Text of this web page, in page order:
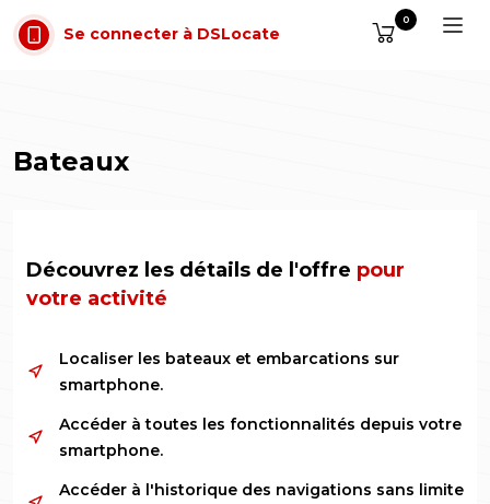
Aller au contenu
Se connecter à DSLocate
0
Bateaux
Découvrez les détails de l'offre pour
votre activité
Localiser les bateaux et embarcations sur
smartphone.
Accéder à toutes les fonctionnalités depuis votre
smartphone.
Accéder à l'historique des navigations sans limite